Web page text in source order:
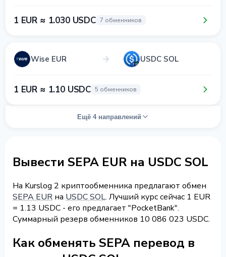
1 EUR ≈ 1.030 USDC 7 обменников
Wise EUR USDC SOL
1 EUR ≈ 1.10 USDC 5 обменников
Ещё 4 направлений
Вывести SEPA EUR на USDC SOL
На Kurslog 2 криптообменника предлагают обмен
SEPA EUR на USDC SOL. Лучший курс сейчас 1 EUR
= 1.13 USDC - его предлагает "PocketBank".
Суммарный резерв обменников 10 086 023 USDC.
Как обменять SEPA перевод в